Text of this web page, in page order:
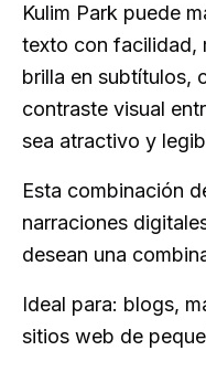
Kulim Park puede
texto con facilidad,
brilla en subtítulos,
contraste visual
sea atractivo y
Esta combinación
narraciones
desean una
Ideal para: blogs,
sitios web de